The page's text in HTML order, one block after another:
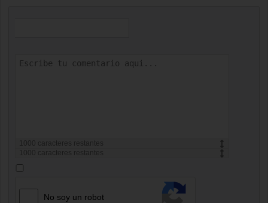
caracteres restantes
caracteres restantes
No soy un robot